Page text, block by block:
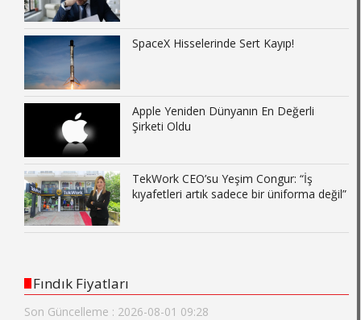
SpaceX Hisselerinde Sert Kayıp!
Apple Yeniden Dünyanın En Değerli
Şirketi Oldu
TekWork CEO’su Yeşim Congur: “İş
kıyafetleri artık sadece bir üniforma değil”
Fındık Fiyatları
Son Güncelleme : 2026-08-01 09:28